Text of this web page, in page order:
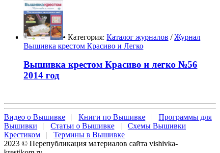
• Категория: Каталог журналов /Журнал
Вышивка крестом Красиво и Легко
Вышивка крестом Красиво и легко №56
2014 год
Видео о Вышивке | Книги по Вышивке | Программы для
Вышивки | Статьи о Вышивке | Схемы Вышивки
Крестиком | Термины в Вышивке
2023 © Перепубликация материалов сайта vishivka-